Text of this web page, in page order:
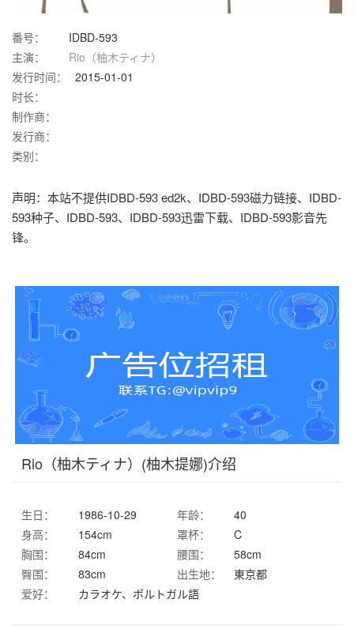
番号：
IDBD-593
主演：
Rio（柚木ティナ）
发行时间：
2015-01-01
时长：
制作商：
发行商：
类别：
声明：本站不提供IDBD-593 ed2k、IDBD-593磁力链接、IDBD-
593种子、IDBD-593、IDBD-593迅雷下载、IDBD-593影音先
锋。
Rio（柚木ティナ）(柚木提娜)介绍
生日： 1986-10-29 年龄：
40
身高：
154cm 罩杯：
C
胸围：
84cm 腰围：
58cm
臀围：
83cm 出生地：
東京都
爱好：
カラオケ、ポルトガル語